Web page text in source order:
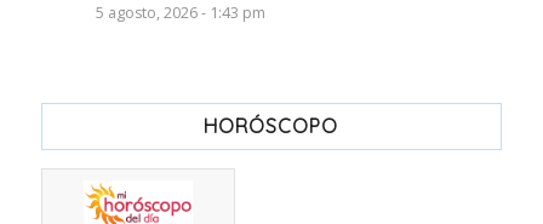
5 agosto, 2026 - 1:43 pm
HORÓSCOPO